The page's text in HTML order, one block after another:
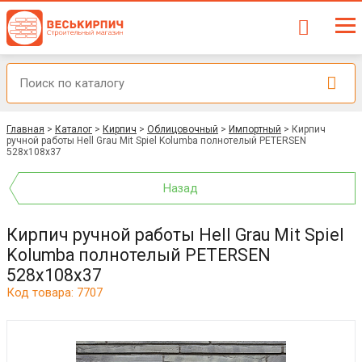
Главная > Каталог > Кирпич > Облицовочный > Импортный > Кирпич
ручной работы Hell Grau Mit Spiel Kolumba полнотелый PETERSEN
528x108x37
Назад
Кирпич ручной работы Hell Grau Mit Spiel
Kolumba полнотелый PETERSEN
528x108x37
Код товара: 7707